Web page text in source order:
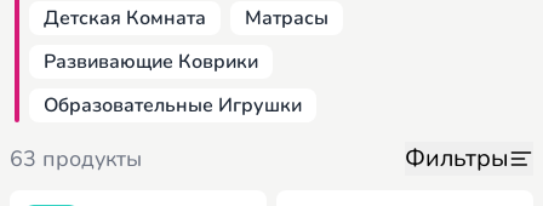
Детская Комната
Матрасы
Развивающие Коврики
Образовательные Игрушки
63 продукты Фильтры